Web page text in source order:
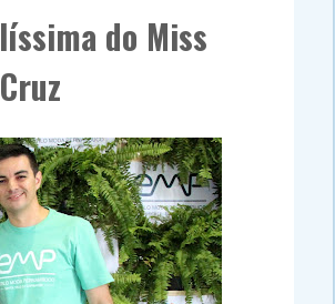
do Miss